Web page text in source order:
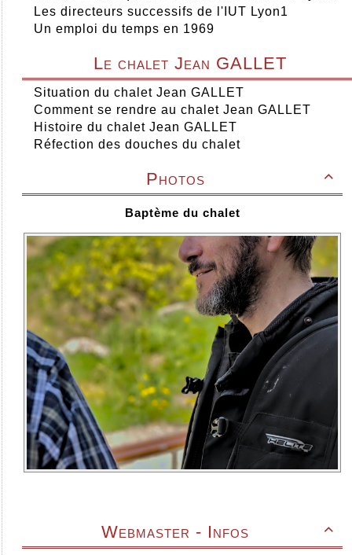
Les directeurs successifs de l'IUT Lyon1
Un emploi du temps en 1969
Le chalet Jean GALLET
Situation du chalet Jean GALLET
Comment se rendre au chalet Jean GALLET
Histoire du chalet Jean GALLET
Réfection des douches du chalet

Photos
Baptème du chalet

Webmaster - Infos